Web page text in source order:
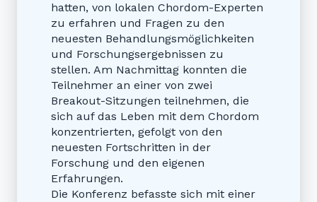
hatten, von lokalen Chordom-Experten
zu erfahren und Fragen zu den
neuesten Behandlungsmöglichkeiten
und Forschungsergebnissen zu
stellen. Am Nachmittag konnten die
Teilnehmer an einer von zwei
Breakout-Sitzungen teilnehmen, die
sich auf das Leben mit dem Chordom
konzentrierten, gefolgt von den
neuesten Fortschritten in der
Forschung und den eigenen
Erfahrungen.
Die Konferenz befasste sich mit einer